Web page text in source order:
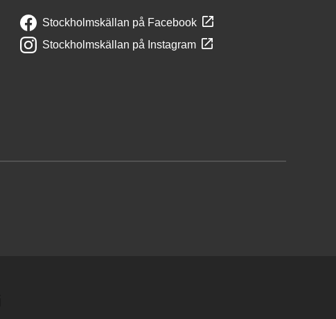
Stockholmskällan på Facebook
Stockholmskällan på Instagram